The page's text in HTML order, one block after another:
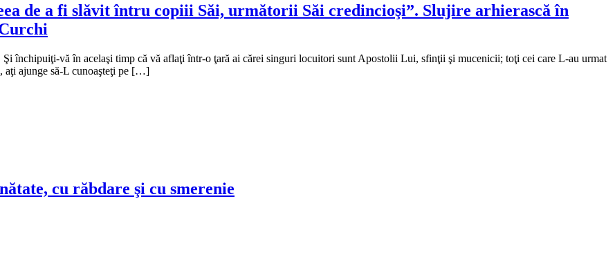
de a fi slăvit întru copiii Săi, următorii Săi credincioşi”. Slujire arhierască în
închipuiţi-vă în acelaşi timp că vă aflaţi într-o ţară ai cărei singuri locuitori sunt Apostolii Lui, sfinţii şi mucenicii; toţi cei care L-au urmat
ajunge să-L cunoaşteţi pe […]
cu răbdare şi cu smerenie